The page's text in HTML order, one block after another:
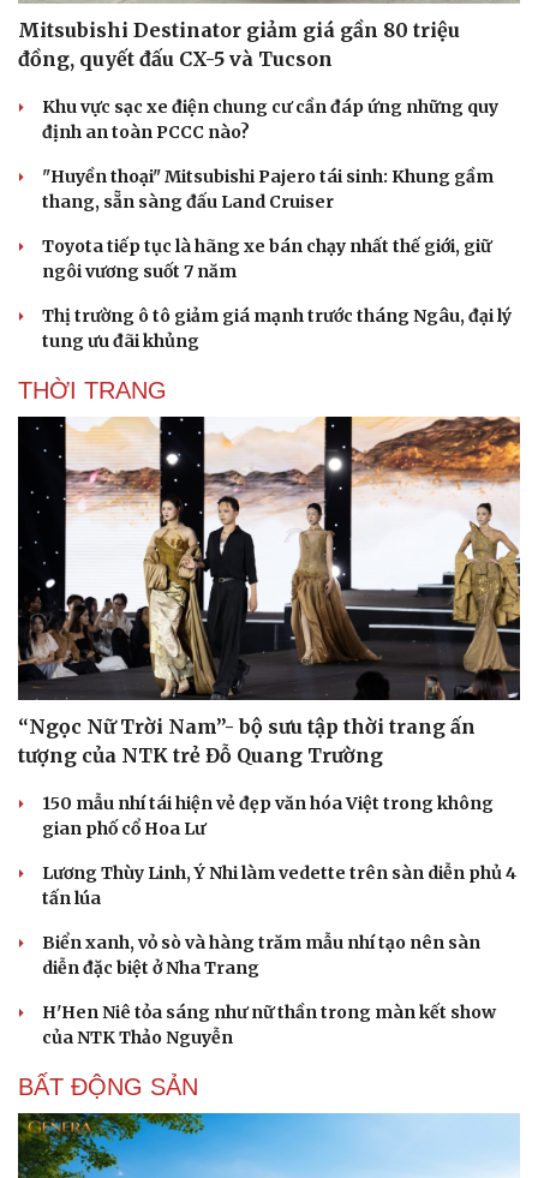
Thông tin doanh nghiệp
Doanh nghiệp 24h
Doanh nhân
Vì cộng đồng
Sành điệu
Trải nghiệm
Chuyển đổi số
Mitsubishi Destinator giảm giá gần 80 triệu
đồng, quyết đấu CX-5 và Tucson
Khu vực sạc xe điện chung cư cần đáp ứng những quy
định an toàn PCCC nào?
"Huyền thoại" Mitsubishi Pajero tái sinh: Khung gầm
thang, sẵn sàng đấu Land Cruiser
Toyota tiếp tục là hãng xe bán chạy nhất thế giới, giữ
ngôi vương suốt 7 năm
Thị trường ô tô giảm giá mạnh trước tháng Ngâu, đại lý
tung ưu đãi khủng
THỜI TRANG
“Ngọc Nữ Trời Nam”- bộ sưu tập thời trang ấn
tượng của NTK trẻ Đỗ Quang Trường
150 mẫu nhí tái hiện vẻ đẹp văn hóa Việt trong không
gian phố cổ Hoa Lư
Lương Thùy Linh, Ý Nhi làm vedette trên sàn diễn phủ 4
tấn lúa
Biển xanh, vỏ sò và hàng trăm mẫu nhí tạo nên sàn
diễn đặc biệt ở Nha Trang
H'Hen Niê tỏa sáng như nữ thần trong màn kết show
của NTK Thảo Nguyễn
BẤT ĐỘNG SẢN